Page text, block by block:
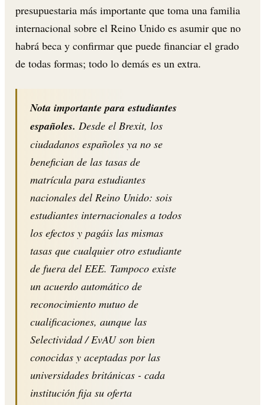
presupuestaria más importante que toma una familia
internacional sobre el Reino Unido es asumir que no
habrá beca y confirmar que puede financiar el grado
de todas formas; todo lo demás es un extra.
Nota importante para estudiantes
españoles. Desde el Brexit, los
ciudadanos españoles ya no se
benefician de las tasas de
matrícula para estudiantes
nacionales del Reino Unido: sois
estudiantes internacionales a todos
los efectos y pagáis las mismas
tasas que cualquier otro estudiante
de fuera del EEE. Tampoco existe
un acuerdo automático de
reconocimiento mutuo de
cualificaciones, aunque las
Selectividad / EvAU son bien
conocidas y aceptadas por las
universidades británicas - cada
institución fija su oferta